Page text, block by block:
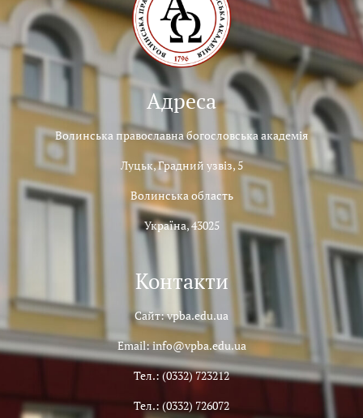
Адреса
Волинська православна богословська академія
Луцьк, Градний узвіз, 5
Волинська область
Україна, 43025
Контакти
Сайт: vpba.edu.ua
Email: info@vpba.edu.ua
Тел.: (0332) 723212
Тел.: (0332) 726072